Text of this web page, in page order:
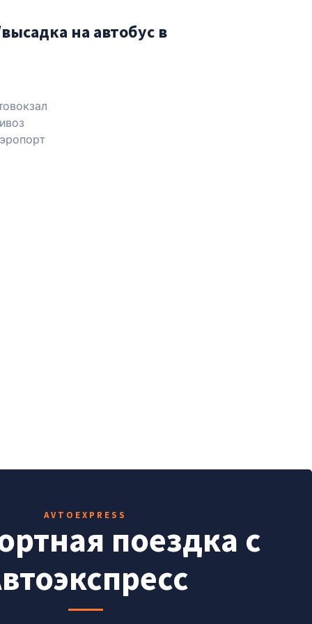
на автобус в
AVTOEXPRESS
поездка с